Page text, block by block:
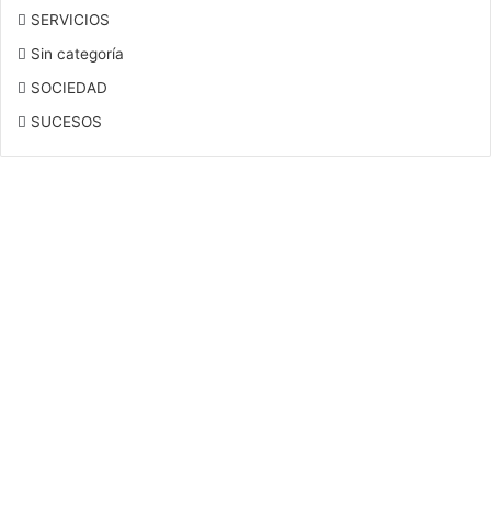
SERVICIOS
Sin categoría
SOCIEDAD
SUCESOS